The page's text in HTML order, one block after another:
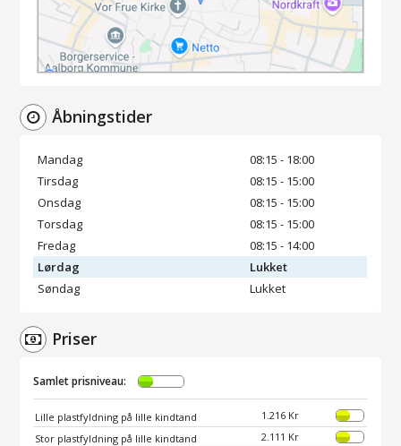
Åbningstider
Mandag
08:15 - 18:00
Tirsdag
08:15 - 15:00
Onsdag
08:15 - 15:00
Torsdag
08:15 - 15:00
Fredag
08:15 - 14:00
Lørdag
Lukket
Søndag
Lukket
Priser
Samlet prisniveau:
Lille plastfyldning på lille kindtand
1.216 Kr
Stor plastfyldning på lille kindtand
2.111 Kr